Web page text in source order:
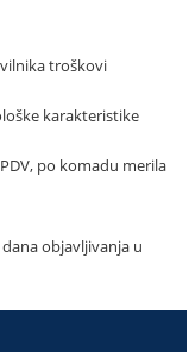
troškovi
karakteristike
po komadu merila
objavljivanja u